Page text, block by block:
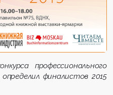
профессионального
определил финалистов 2015